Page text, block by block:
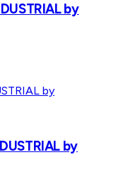
by
by